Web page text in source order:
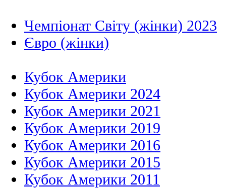
Чемпіонат Світу (жінки) 2023
Євро (жінки)
Кубок Америки
Кубок Америки 2024
Кубок Америки 2021
Кубок Америки 2019
Кубок Америки 2016
Кубок Америки 2015
Кубок Америки 2011